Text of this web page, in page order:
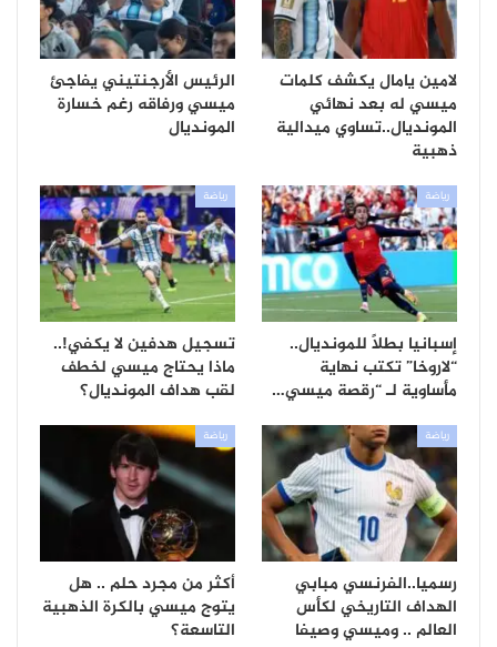
لامين يامال يكشف كلمات
ميسي له بعد نهائي
المونديال..تساوي ميدالية
ذهبية
الرئيس الأرجنتيني يفاجئ
ميسي ورفاقه رغم خسارة
المونديال
رياضة
إسبانيا بطلاً للمونديال..
“لاروخا” تكتب نهاية
مأساوية لـ “رقصة ميسي…
رياضة
تسجيل هدفين لا يكفي!..
ماذا يحتاج ميسي لخطف
لقب هداف المونديال؟
رياضة
رسميا..الفرنسي مبابي
الهداف التاريخي لكأس
العالم .. وميسي وصيفا
رياضة
أكثر من مجرد حلم .. هل
يتوج ميسي بالكرة الذهبية
التاسعة؟